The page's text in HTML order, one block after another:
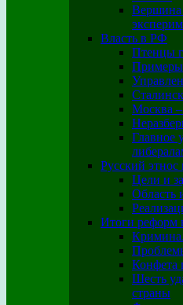
Вершина
Власть в РФ
Птенцы
Примеры
Москва –
Главное
Русский этнос
Цели и
Область
Итоги реформ
Конфета
Шесть
страны